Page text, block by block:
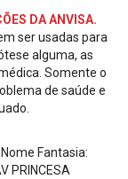
DA ANVISA.
ser usadas para
alguma, as
Somente o
de saúde e
Fantasia:
PRINCESA